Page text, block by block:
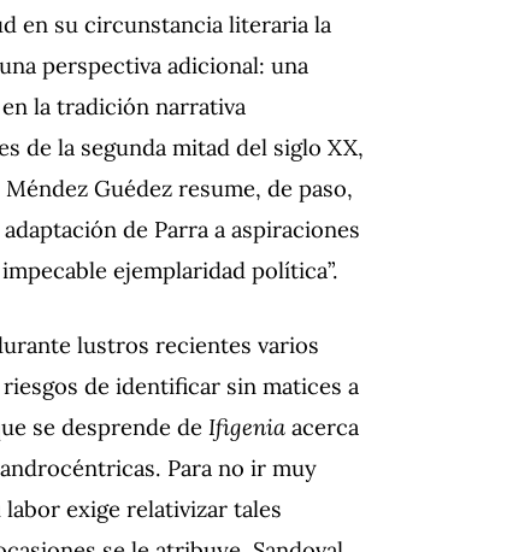
en su circunstancia literaria la
perspectiva adicional: una
la tradición narrativa
de la segunda mitad del siglo XX,
Guédez resume, de paso,
de Parra a aspiraciones
ejemplaridad política”.
lustros recientes varios
de identificar sin matices a
se desprende de Ifigenia acerca
Para no ir muy
exige relativizar tales